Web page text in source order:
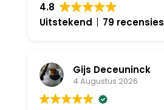
4.8
Uitstekend
79 recensies
Gijs Deceuninck
4 Augustus 2026